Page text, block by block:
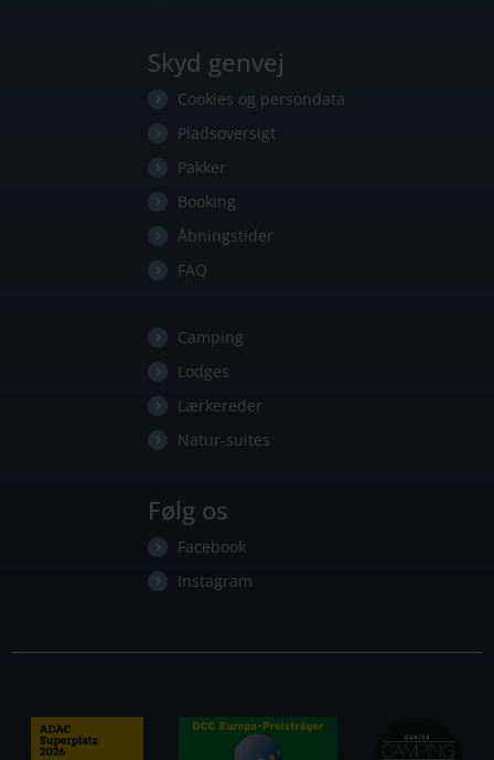
Skyd genvej
Cookies og persondata
Pladsoversigt
Pakker
Booking
Åbningstider
FAQ
Camping
Lodges
Lærkereder
Natur-suites
Følg os
Facebook
Instagram